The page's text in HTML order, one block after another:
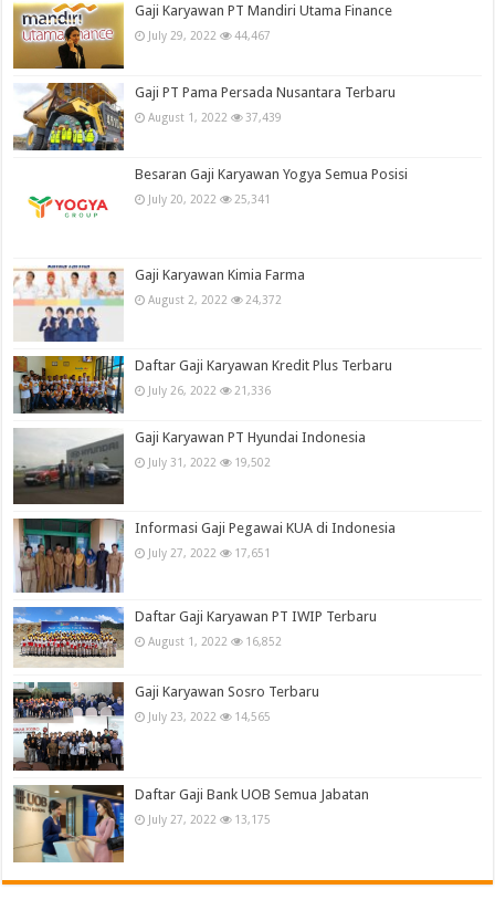
Gaji Karyawan PT Mandiri Utama Finance
July 29, 2022 44,467
Gaji PT Pama Persada Nusantara Terbaru
August 1, 2022 37,439
Besaran Gaji Karyawan Yogya Semua Posisi
July 20, 2022 25,341
Gaji Karyawan Kimia Farma
August 2, 2022 24,372
Daftar Gaji Karyawan Kredit Plus Terbaru
July 26, 2022 21,336
Gaji Karyawan PT Hyundai Indonesia
July 31, 2022 19,502
Informasi Gaji Pegawai KUA di Indonesia
July 27, 2022 17,651
Daftar Gaji Karyawan PT IWIP Terbaru
August 1, 2022 16,852
Gaji Karyawan Sosro Terbaru
July 23, 2022 14,565
Daftar Gaji Bank UOB Semua Jabatan
July 27, 2022 13,175